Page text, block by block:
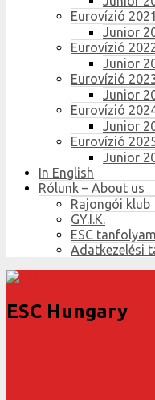
Eurovízió 2021
Junior
Eurovízió
Junior
Eurovízió
Junior
Eurovízió
Junior
Eurovízió
Junior
In English
Rólunk – About us
Rajongói klub
GY.I.K.
ESC tanfolyam
Adatkezelési
ESC Hungary